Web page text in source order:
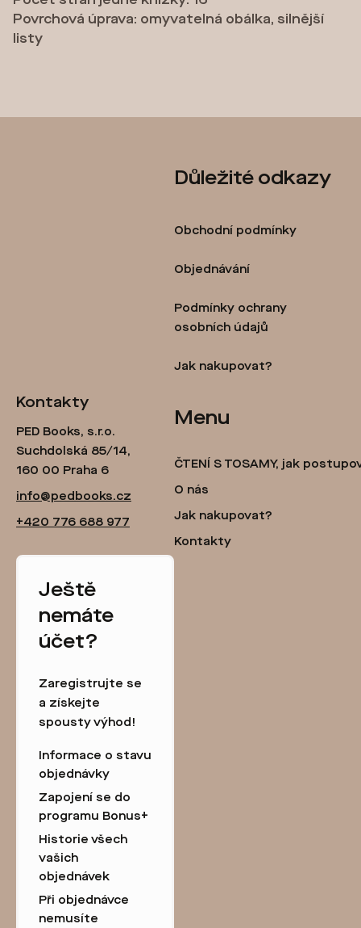
Povrchová úprava: omyvatelná obálka, silnější
listy
Důležité odkazy
Obchodní podmínky
Objednávání
Podmínky ochrany
osobních údajů
Jak nakupovat?
Kontakty
PED Books, s.r.o.
Suchdolská 85/14,
160 00 Praha 6
info@pedbooks.cz
+420 776 688 977
Menu
ČTENÍ S TOSAMY, jak
O nás
Jak nakupovat?
Kontakty
Ještě
nemáte
účet?
Zaregistrujte se
a získejte
spousty výhod!
Informace o stavu
objednávky
Zapojení se do
programu Bonus+
Historie všech
vašich
objednávek
Při objednávce
nemusíte